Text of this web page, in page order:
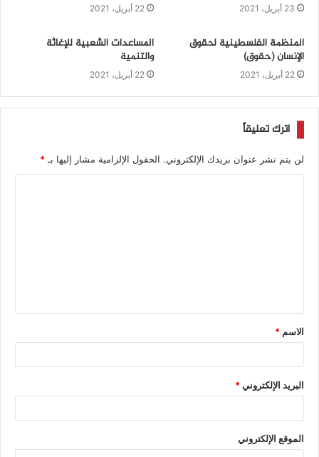
23 أبريل، 2021 22 أبريل، 2021
المنظمة الفلسطينية لحقوق
الإنسان (حقوق)
22 أبريل، 2021
المساعدات الشعبية للإغاثة
والتنمية
22 أبريل، 2021
اترك تعليقاً
لن يتم نشر عنوان بريدك الإلكتروني. الحقول الإلزامية مشار إليها بـ *
الاسم *
البريد الإلكتروني*
الموقع الإلكتروني